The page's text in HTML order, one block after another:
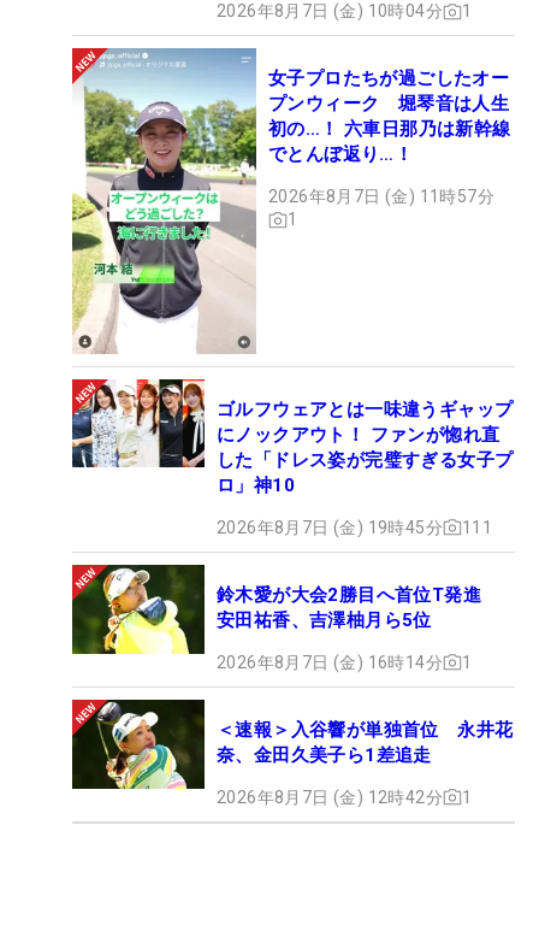
2026年8月7日 (金) 10時04分 1
女子プロたちが過ごしたオー
プンウィーク 堀琴音は人生
初の…！ 六車日那乃は新幹線
でとんぼ返り…！
2026年8月7日 (金) 11時57分
1
ゴルフウェアとは一味違うギャップ
にノックアウト！ ファンが惚れ直
した「ドレス姿が完璧すぎる女子プ
ロ」神10
2026年8月7日 (金) 19時45分 111
鈴木愛が大会2勝目へ首位T発進
安田祐香、吉澤柚月ら5位
2026年8月7日 (金) 16時14分 1
＜速報＞入谷響が単独首位 永井花
奈、金田久美子ら1差追走
2026年8月7日 (金) 12時42分 1